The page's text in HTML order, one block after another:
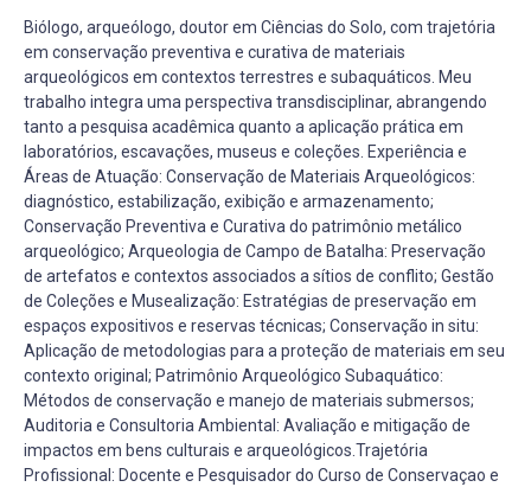
Biólogo, arqueólogo, doutor em Ciências do Solo, com trajetória
em conservação preventiva e curativa de materiais
arqueológicos em contextos terrestres e subaquáticos. Meu
trabalho integra uma perspectiva transdisciplinar, abrangendo
tanto a pesquisa acadêmica quanto a aplicação prática em
laboratórios, escavações, museus e coleções. Experiência e
Áreas de Atuação: Conservação de Materiais Arqueológicos:
diagnóstico, estabilização, exibição e armazenamento;
Conservação Preventiva e Curativa do patrimônio metálico
arqueológico; Arqueologia de Campo de Batalha: Preservação
de artefatos e contextos associados a sítios de conflito; Gestão
de Coleções e Musealização: Estratégias de preservação em
espaços expositivos e reservas técnicas; Conservação in situ:
Aplicação de metodologias para a proteção de materiais em seu
contexto original; Patrimônio Arqueológico Subaquático:
Métodos de conservação e manejo de materiais submersos;
Auditoria e Consultoria Ambiental: Avaliação e mitigação de
impactos em bens culturais e arqueológicos.Trajetória
Profissional: Docente e Pesquisador do Curso de Conservaçao e